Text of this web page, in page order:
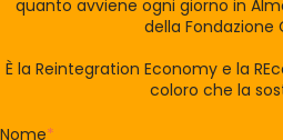
quanto avviene ogni giorno in
della Fondazione
È la Reintegration Economy e la
coloro che la
Nome*